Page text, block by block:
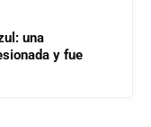
una
y fue